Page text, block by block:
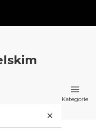
Kategorie